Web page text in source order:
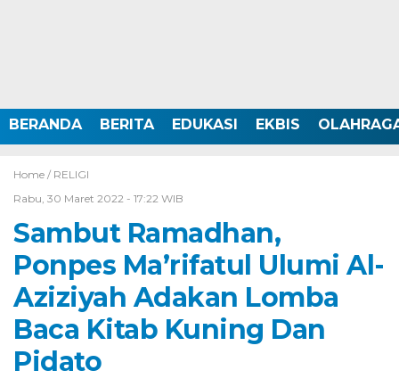
BERANDA BERITA EDUKASI EKBIS
Home / RELIGI
Rabu, 30 Maret 2022 - 17:22 WIB
Sambut Ramadhan,
Ponpes Ma’rifatul Ulumi Al-
Aziziyah Adakan Lomba
Baca Kitab Kuning Dan
Pidato